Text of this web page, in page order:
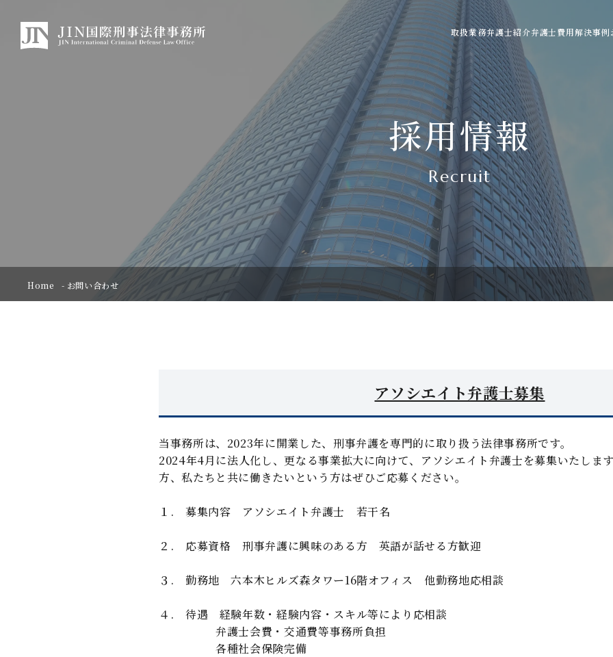
取扱業務弁護士紹介弁護士費用
ご利用の流れ
弁護士費用の目安
よくある質問
解決事例
Home お問い合わせ
採用情報
Recruit
アソシエイト弁護士募集
当事務所は、2023年に開業した、刑事弁護を専門的に取り扱う法律事務所です。
2024年4月に法人化し、更なる事業拡大に向けて、アソシエイト弁護士を募集いたしま
方、私たちと共に働きたいという方はぜひご応募ください。
１. 募集内容 アソシエイト弁護士 若干名
２. 応募資格 刑事弁護に興味のある方 英語が話せる方歓迎
３. 勤務地 六本木ヒルズ森タワー16階オフィス 他勤務地応相談
４. 待遇 経験年数・経験内容・スキル等により応相談
弁護士会費・交通費等事務所負担
各種社会保険完備